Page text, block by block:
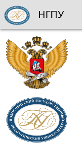
НГПУ